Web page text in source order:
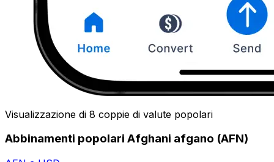
Visualizzazione di 8 coppie di valute popolari
Abbinamenti popolari Afghani afgano (AFN)